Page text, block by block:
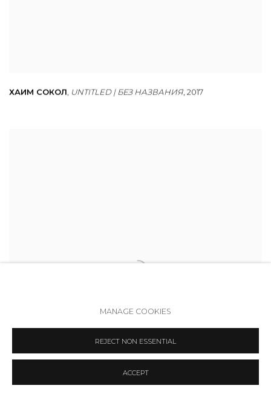
ХАИМ СОКОЛ UNTITLED | БЕЗ НАЗВАНИЯ 2017
MANAGE COOKIES
REJECT NON ESSENTIAL
ACCEPT